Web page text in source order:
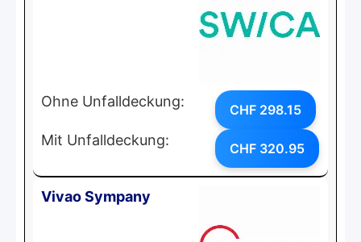
Ohne Unfalldeckung: CHF 298.15
Mit Unfalldeckung: CHF 320.95
Vivao Sympany